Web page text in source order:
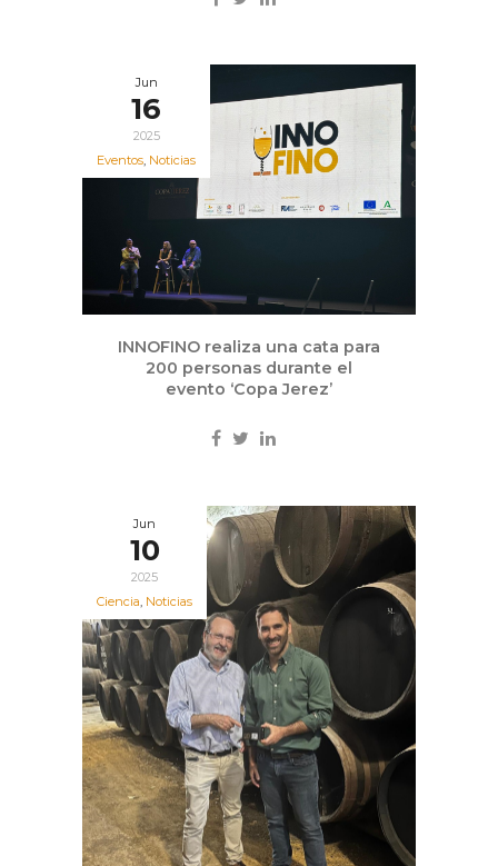
Jun
16
2025
Eventos, Noticias
INNOFINO realiza una cata para
200 personas durante el
evento ‘Copa Jerez’
Jun
10
2025
Ciencia, Noticias